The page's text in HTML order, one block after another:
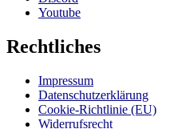
Youtube
Rechtliches
Impressum
Datenschutzerklärung
Cookie-Richtlinie (EU)
Widerrufsrecht